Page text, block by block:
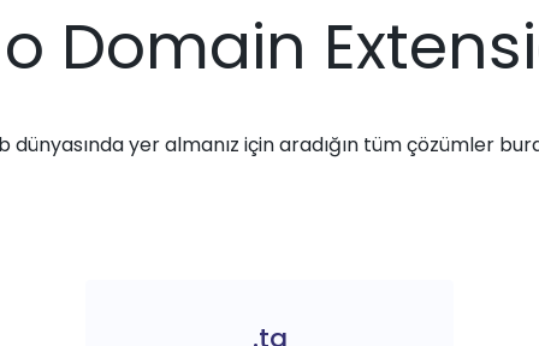
Domain
dünyasında yer almanız için aradığın tüm çözümler
.tg